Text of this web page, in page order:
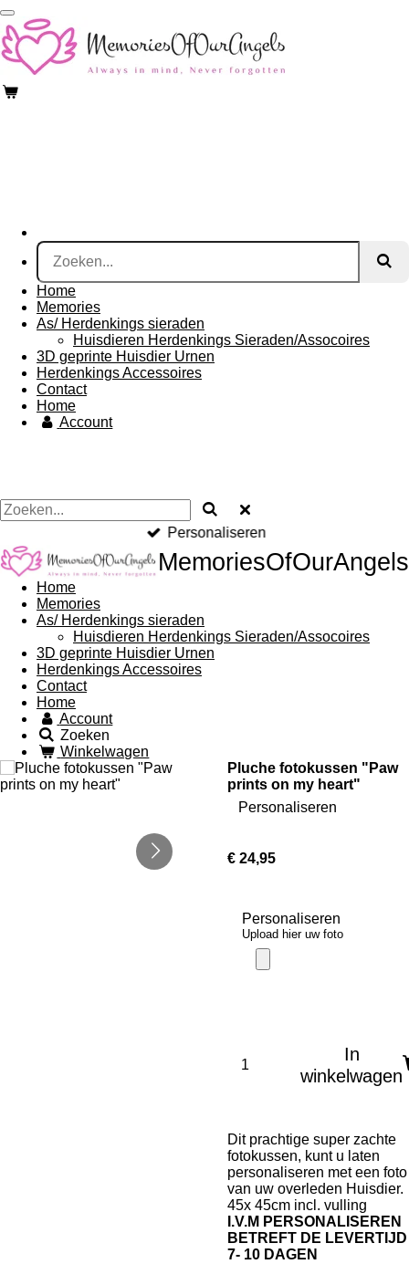
Ga
direct
naar
de
Home
Memories
As/ Herdenkings sieraden
Huisdieren Herdenkings Sieraden/Assocoires
3D geprinte Huisdier Urnen
Herdenkings Accessoires
Contact
Home
Account
Personaliseren
MemoriesOfOurAngels
Home
Memories
As/ Herdenkings sieraden
Huisdieren Herdenkings Sieraden/Assocoires
3D geprinte Huisdier Urnen
Herdenkings Accessoires
Contact
Home
Account
Zoeken
Winkelwagen
Pluche fotokussen "Paw
prints on my heart"
Personaliseren
€ 24,95
Personaliseren
Upload hier uw foto
In
winkelwagen
Dit prachtige super zachte
fotokussen, kunt u laten
personaliseren met een foto
van uw overleden Huisdier.
45x 45cm incl. vulling
I.V.M PERSONALISEREN
BETREFT DE LEVERTIJD
7- 10 DAGEN